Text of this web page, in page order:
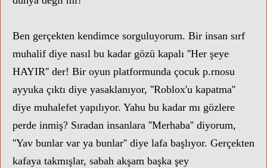
KURULACAK TV
Ben gerçekten kendimce sorguluyorum. Bir insan sırf
muhalif diye nasıl bu kadar gözü kapalı ''Her şeye
HAYIR'' der! Bir oyun platformunda çocuk p.rnosu
ayyuka çıktı diye yasaklanıyor, ''Roblox'u kapatma''
diye muhalefet yapılıyor. Yahu bu kadar mı gözlere
perde inmiş? Sıradan insanlara ''Merhaba'' diyorum,
''Yav bunlar var ya bunlar'' diye lafa başlıyor. Gerçekten
kafaya takmışlar, sabah akşam başka şey